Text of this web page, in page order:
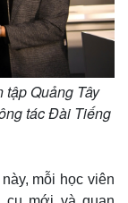
Quảng Tây
tác Đài Tiếng
mỗi học viên